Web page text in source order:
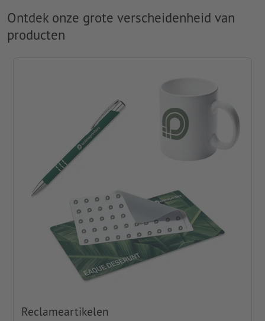
Ontdek onze grote verscheidenheid van
producten
Reclameartikelen